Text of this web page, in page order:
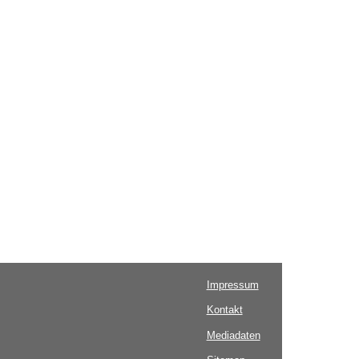
Impressum
Kontakt
Mediadaten